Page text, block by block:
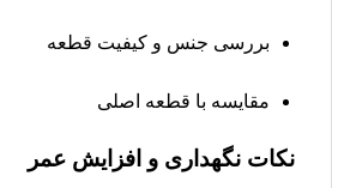
بررسی جنس و کیفیت قطعه
مقایسه با قطعه اصلی
نکات نگهداری و افزایش عمر